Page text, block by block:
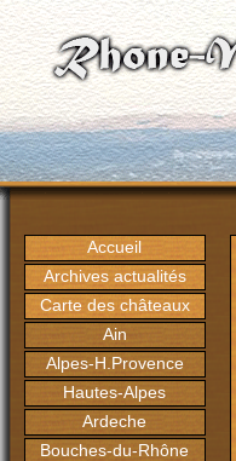
Accueil
Archives actualités
Carte des châteaux
Ain
Alpes-H.Provence
Hautes-Alpes
Ardeche
Bouches-du-Rhône